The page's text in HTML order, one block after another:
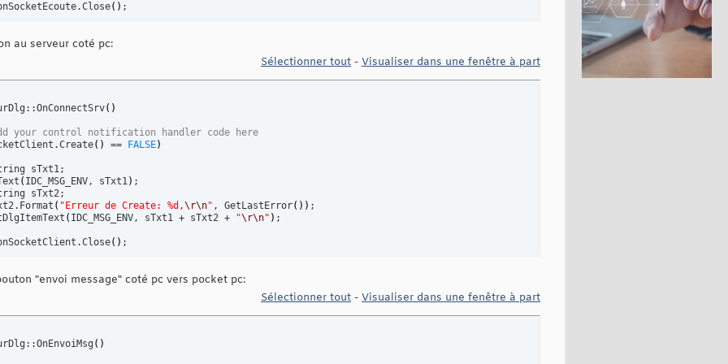
( ) ;
(IDC_EDIT_INFO_RECUE, sTxt1 +
au serveur coté pc:
Sélectionner tout - Visualiser dans une fenêtre à part
( )
your control notification handler code here
( ) == FALSE)
( IDC_MSG_ENV, sTxt1) ;
( "Erreur de Create: %d,\r\n" , GetLastError( ) ) ;
( IDC_MSG_ENV, sTxt1 + sTxt2 + "\r\n" ) ;
( ) ;
IDC_ENVOI_MSG)->EnableWindow(TRUE);
"envoi message" coté pc vers pocket pc:
Sélectionner tout - Visualiser dans une fenêtre à part
( )